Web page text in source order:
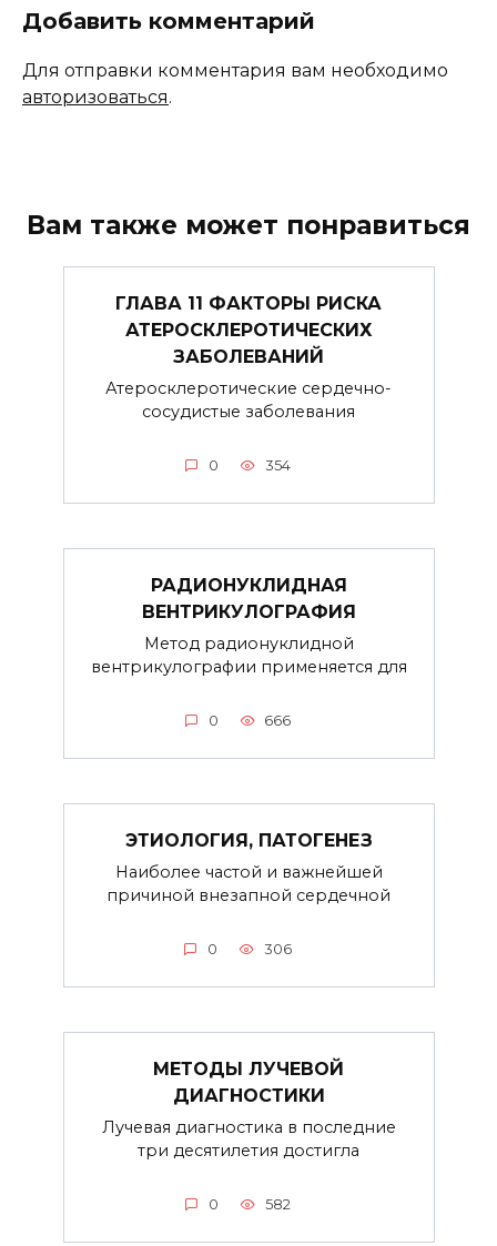
Добавить комментарий
Для отправки комментария вам необходимо
авторизоваться.
Вам также может понравиться
ГЛАВА 11 ФАКТОРЫ РИСКА
АТЕРОСКЛЕРОТИЧЕСКИХ
ЗАБОЛЕВАНИЙ
Атеросклеротические сердечно-
сосудистые заболевания
0 354
РАДИОНУКЛИДНАЯ
ВЕНТРИКУЛОГРАФИЯ
Метод радионуклидной
вентрикулографии применяется для
0 666
ЭТИОЛОГИЯ, ПАТОГЕНЕЗ
Наиболее частой и важнейшей
причиной внезапной сердечной
0 306
МЕТОДЫ ЛУЧЕВОЙ
ДИАГНОСТИКИ
Лучевая диагностика в последние
три десятилетия достигла
0 582